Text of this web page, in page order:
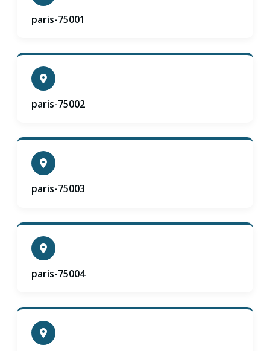
paris-75001
paris-75002
paris-75003
paris-75004